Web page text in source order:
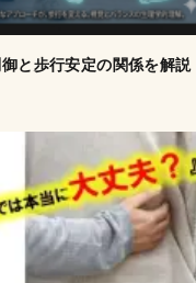
と歩行安定の関係を解説